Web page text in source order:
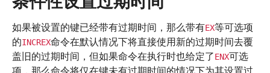
如果被设置的键已经带有过期时间，那么带有EX等可选项
的INCREX命令在默认情况下将直接使用新的过期时间去覆
盖旧的过期时间，但如果命令在执行时也给定了ENX可选